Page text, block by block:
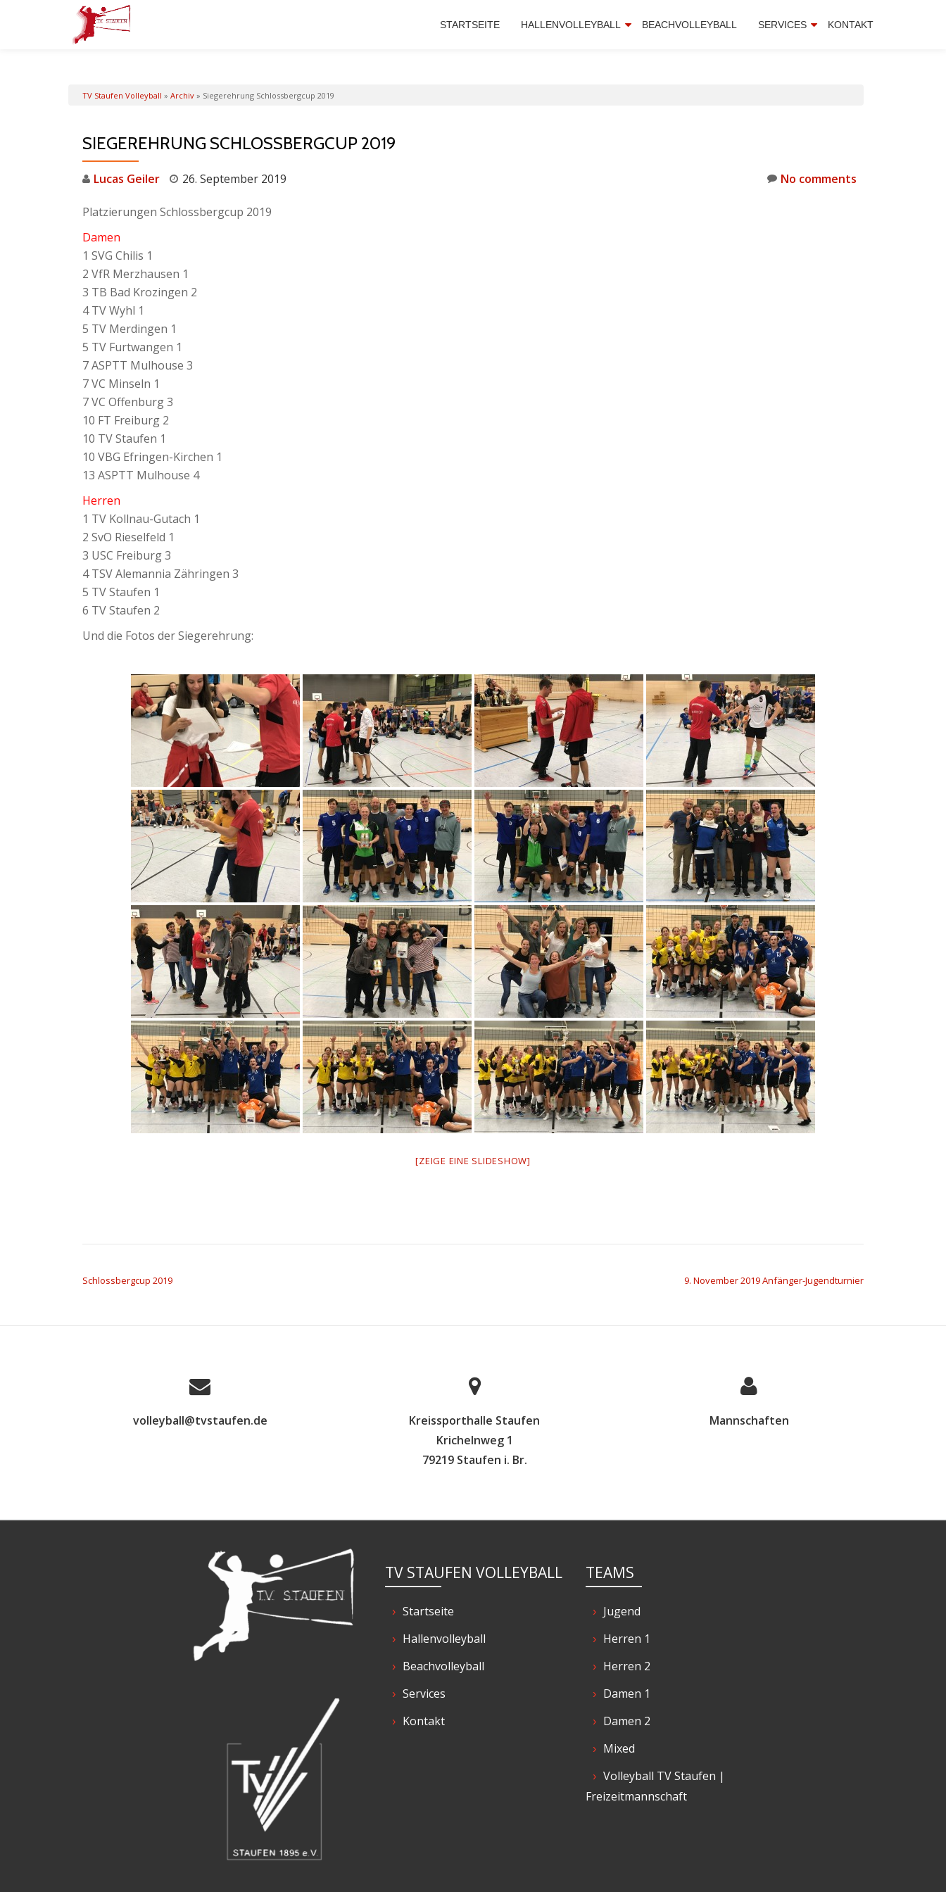
STARTSEITE HALLENVOLLEYBALL BEACHVOLLEYBALL SERVICES KONTAKT
TV Staufen Volleyball » Archiv » Siegerehrung Schlossbergcup 2019
SIEGEREHRUNG SCHLOSSBERGCUP 2019
Lucas Geiler 26. September 2019 No comments
Platzierungen Schlossbergcup 2019
Damen
1 SVG Chilis 1
2 VfR Merzhausen 1
3 TB Bad Krozingen 2
4 TV Wyhl 1
5 TV Merdingen 1
5 TV Furtwangen 1
7 ASPTT Mulhouse 3
7 VC Minseln 1
7 VC Offenburg 3
10 FT Freiburg 2
10 TV Staufen 1
10 VBG Efringen-Kirchen 1
13 ASPTT Mulhouse 4
Herren
1 TV Kollnau-Gutach 1
2 SvO Rieselfeld 1
3 USC Freiburg 3
4 TSV Alemannia Zähringen 3
5 TV Staufen 1
6 TV Staufen 2
Und die Fotos der Siegerehrung:
[ZEIGE EINE SLIDESHOW]
Schlossbergcup 2019 9. November 2019 Anfänger-Jugendturnier
volleyball@tvstaufen.de
Kreissporthalle Staufen
Krichelnweg 1
79219 Staufen i. Br.
Mannschaften
TV STAUFEN VOLLEYBALL
Startseite
Hallenvolleyball
Beachvolleyball
Services
Kontakt
TEAMS
Jugend
Herren 1
Herren 2
Damen 1
Damen 2
Mixed
Volleyball TV Staufen |
Freizeitmannschaft